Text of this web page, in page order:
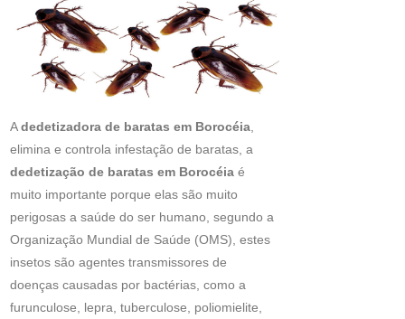
Adedetizadora de baratas em Borocéia
elimina e controla infestação de baratas, a
dedetização de baratas em Borocéia é
muito importante porque elas são muito
perigosas a saúde do ser humano, segundo a
Organização Mundial de Saúde (OMS), estes
insetos são agentes transmissores de
doenças causadas por bactérias, como a
furunculose, lepra, tuberculose, poliomielite,